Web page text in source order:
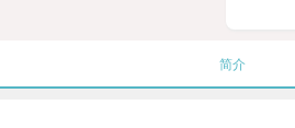
简介